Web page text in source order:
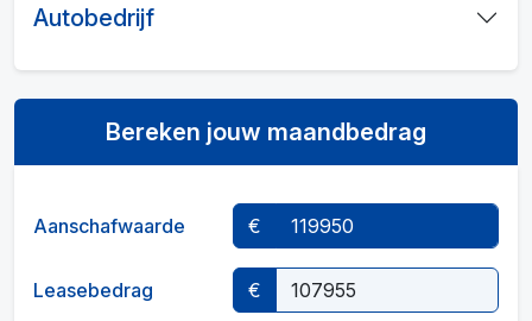
Autobedrijf
Bereken jouw maandbedrag
Aanschafwaarde €
Leasebedrag €